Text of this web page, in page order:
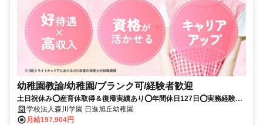
幼稚園教諭/幼稚園/ブランク可/経験者歓迎
土日祝休み⭕産育休取得＆復帰実績あり⭕年間休日127日⭕実務経験者
さん歓迎❗️スキルや知識、経験を活かして活躍しませんか？
学校法人森川学園 日進旭丘幼稚園
月給197,904円